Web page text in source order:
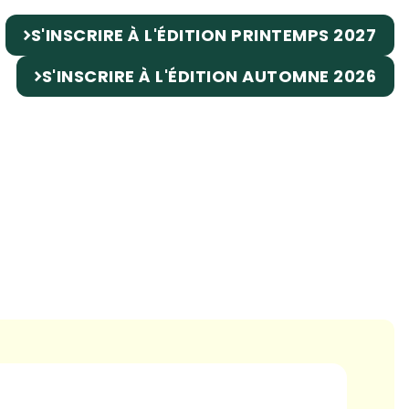
S'INSCRIRE À L'ÉDITION PRINTEMPS 2027
S'INSCRIRE À L'ÉDITION AUTOMNE 2026